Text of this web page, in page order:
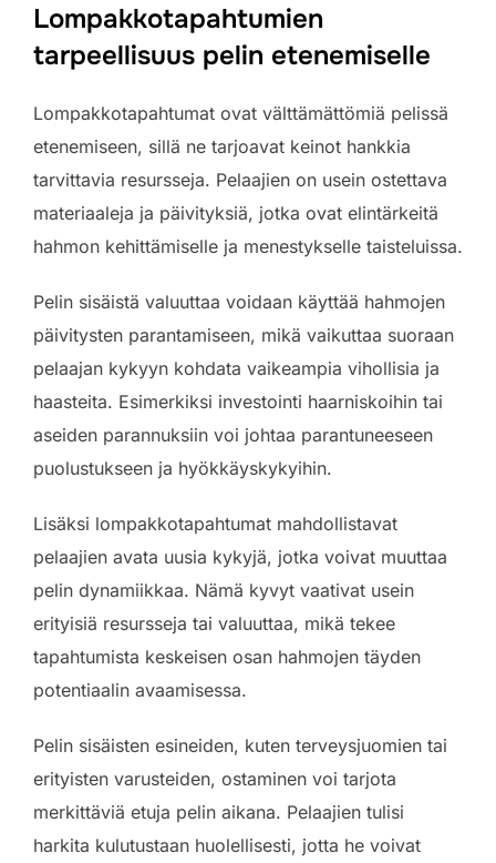
Lompakkotapahtumien
tarpeellisuus pelin etenemiselle
Lompakkotapahtumat ovat välttämättömiä pelissä
etenemiseen, sillä ne tarjoavat keinot hankkia
tarvittavia resursseja. Pelaajien on usein ostettava
materiaaleja ja päivityksiä, jotka ovat elintärkeitä
hahmon kehittämiselle ja menestykselle taisteluissa.
Pelin sisäistä valuuttaa voidaan käyttää hahmojen
päivitysten parantamiseen, mikä vaikuttaa suoraan
pelaajan kykyyn kohdata vaikeampia vihollisia ja
haasteita. Esimerkiksi investointi haarniskoihin tai
aseiden parannuksiin voi johtaa parantuneeseen
puolustukseen ja hyökkäyskykyihin.
Lisäksi lompakkotapahtumat mahdollistavat
pelaajien avata uusia kykyjä, jotka voivat muuttaa
pelin dynamiikkaa. Nämä kyvyt vaativat usein
erityisiä resursseja tai valuuttaa, mikä tekee
tapahtumista keskeisen osan hahmojen täyden
potentiaalin avaamisessa.
Pelin sisäisten esineiden, kuten terveysjuomien tai
erityisten varusteiden, ostaminen voi tarjota
merkittäviä etuja pelin aikana. Pelaajien tulisi
harkita kulutustaan huolellisesti, jotta he voivat